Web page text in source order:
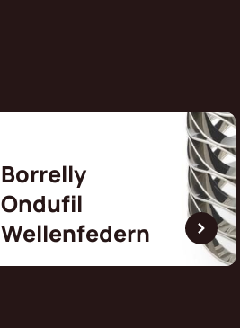
Borrelly
Ondufil
Wellenfedern